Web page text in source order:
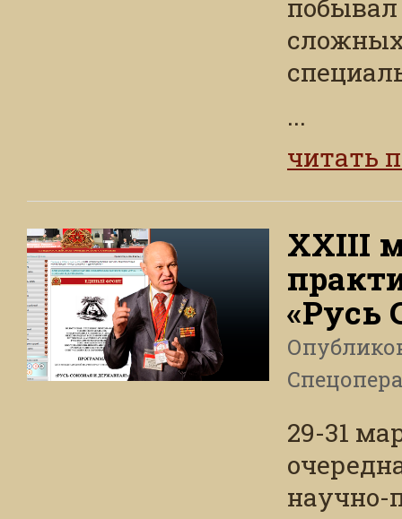
...
читать
XXIII
«Русь
29-31
научно-